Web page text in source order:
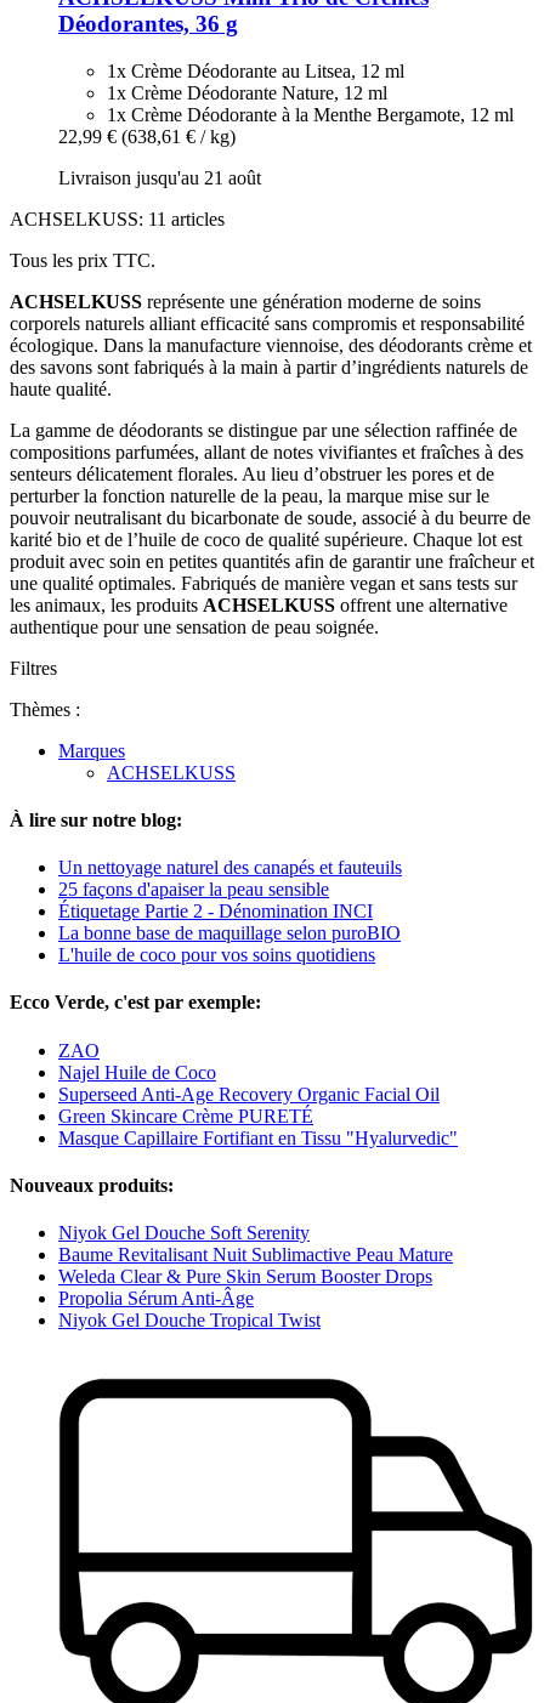
Déodorantes, 36 g
1x Crème Déodorante au Litsea, 12 ml
1x Crème Déodorante Nature, 12 ml
1x Crème Déodorante à la Menthe Bergamote, 12 ml
22,99 € (638,61 € / kg)
Livraison jusqu'au 21 août
ACHSELKUSS: 11 articles
Tous les prix TTC.
ACHSELKUSS représente une génération moderne de soins
corporels naturels alliant efficacité sans compromis et responsabilité
écologique. Dans la manufacture viennoise, des déodorants crème et
des savons sont fabriqués à la main à partir d’ingrédients naturels de
haute qualité.
La gamme de déodorants se distingue par une sélection raffinée de
compositions parfumées, allant de notes vivifiantes et fraîches à des
senteurs délicatement florales. Au lieu d’obstruer les pores et de
perturber la fonction naturelle de la peau, la marque mise sur le
pouvoir neutralisant du bicarbonate de soude, associé à du beurre de
karité bio et de l’huile de coco de qualité supérieure. Chaque lot est
produit avec soin en petites quantités afin de garantir une fraîcheur et
une qualité optimales. Fabriqués de manière vegan et sans tests sur
les animaux, les produits ACHSELKUSS offrent une alternative
authentique pour une sensation de peau soignée.
Filtres
Thèmes :
Marques
ACHSELKUSS
À lire sur notre blog:
Un nettoyage naturel des canapés et fauteuils
25 façons d'apaiser la peau sensible
Étiquetage Partie 2 - Dénomination INCI
La bonne base de maquillage selon puroBIO
L'huile de coco pour vos soins quotidiens
Ecco Verde, c'est par exemple:
ZAO
Najel Huile de Coco
Superseed Anti-Age Recovery Organic Facial Oil
Green Skincare Crème PURETÉ
Masque Capillaire Fortifiant en Tissu "Hyalurvedic"
Nouveaux produits:
Niyok Gel Douche Soft Serenity
Baume Revitalisant Nuit Sublimactive Peau Mature
Weleda Clear & Pure Skin Serum Booster Drops
Propolia Sérum Anti-Âge
Niyok Gel Douche Tropical Twist